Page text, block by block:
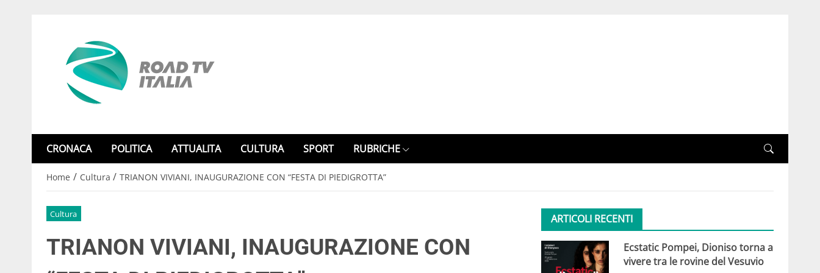
CRONACA POLITICA ATTUALITA CULTURA SPORT RUBRICHE
Home / Cultura / TRIANON VIVIANI, INAUGURAZIONE CON “FESTA DI PIEDIGROTTA”
Cultura
TRIANON VIVIANI, INAUGURAZIONE CON
ARTICOLI RECENTI
Ecstatic Pompei, Dioniso torna a
vivere tra le rovine del Vesuvio